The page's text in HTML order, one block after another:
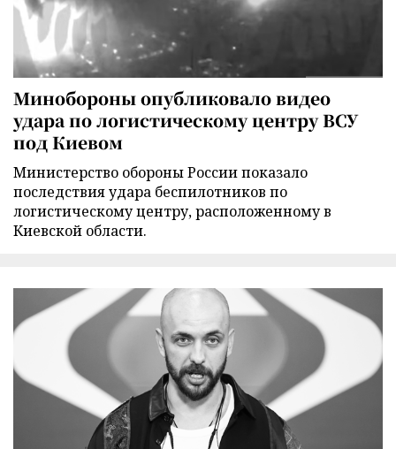
Минобороны опубликовало видео
удара по логистическому центру ВСУ
под Киевом
Министерство обороны России показало
последствия удара беспилотников по
логистическому центру, расположенному в
Киевской области.